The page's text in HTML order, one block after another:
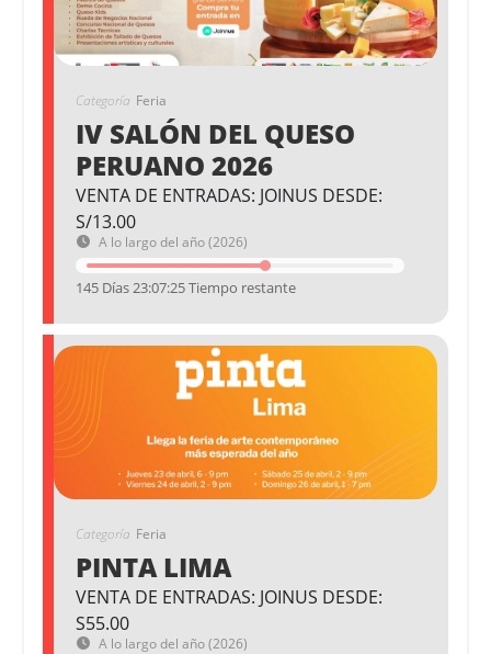
Categoría Feria
IV SALÓN DEL QUESO
PERUANO 2026
VENTA DE ENTRADAS: JOINUS DESDE:
S/13.00
A lo largo del año (2026)
145 Días 23:07:24 Tiempo restante
Categoría Feria
PINTA LIMA
VENTA DE ENTRADAS: JOINUS DESDE:
S55.00
A lo largo del año (2026)